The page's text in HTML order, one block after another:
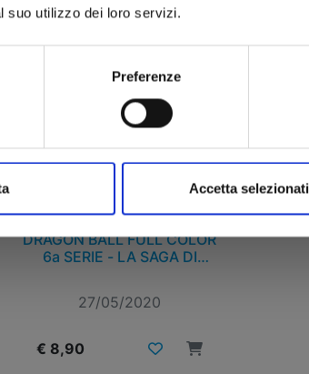
suo utilizzo dei loro servizi.
Preferenze
Accetta selezionati
DRAGON BALL FULL COLOR
6a SERIE - LA SAGA DI
27/05/2020
€ 8,90